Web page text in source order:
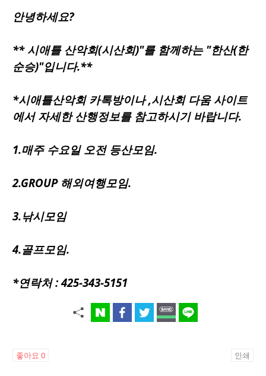
안녕하세요?
** 시애틀산악회(시산회)"를 함께하는 "한산(한
순승)"입니다.**
*시애틀산악회 카톡방이나 ,시산회 다움 사이트
에서 자세한 산행정보를 참고하시기 바랍니다.
1.매주 수요일 오전 등산모임.
2.GROUP 해외여행모임.
3.낚시모임
4.골프모임.
*연락처 : 425-343-5151
좋아요 0 인쇄